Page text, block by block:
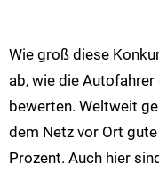
Wie groß diese
ab, wie die
bewerten. Weltweit
dem Netz vor Ort
Prozent. Auch hier